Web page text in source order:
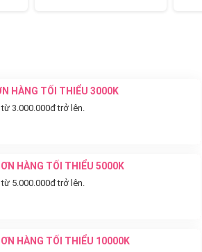
HÀNG TỐI THIỂU 3000K
3.000.000đ trở lên.
HÀNG TỐI THIỂU 5000K
5.000.000đ trở lên.
HÀNG TỐI THIỂU 10000K